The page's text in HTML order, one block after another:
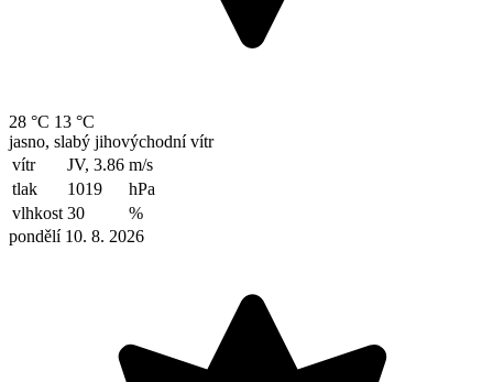
28 °C 13 °C
jasno, slabý jihovýchodní vítr
vítr
JV, 3.86 m/s
tlak
1019
hPa
vlhkost 30
%
pondělí 10. 8. 2026